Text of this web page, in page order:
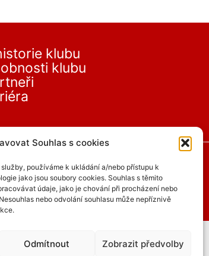
Souhlas s cookies
používáme k ukládání a/nebo přístupu k
jako jsou soubory cookies. Souhlas s těmito
údaje, jako je chování při procházení nebo
nebo odvolání souhlasu může nepříznivě
Odmítnout Zobrazit předvolby
klubu
klubu